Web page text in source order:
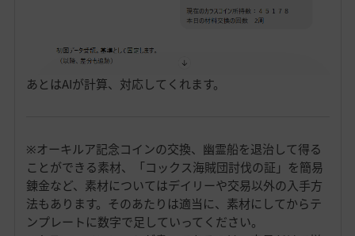
あとはAIが計算、対応してくれます。
※オーキルア記念コインの交換、幽霊船を退治して得る
ことができる素材、「コックス海賊団討伐の証」を簡易
錬金など、素材についてはデイリーや交易以外の入手方
法もあります。そのあたりは適当に、素材にしてからテ
ンプレートに数字で足していってください。